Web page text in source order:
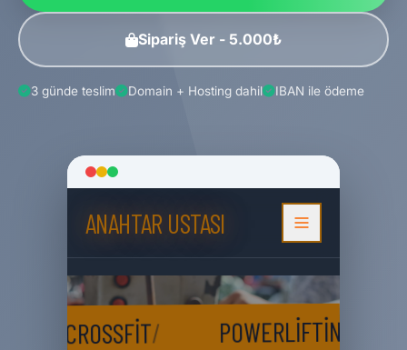
Sipariş Ver - 5.000₺
3 günde teslim Domain + Hosting dahil IBAN ile ödeme